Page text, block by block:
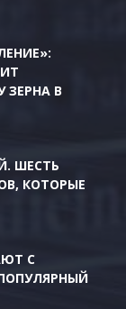
ЗЕРНА В
ШЕСТЬ
КОТОРЫЕ
С